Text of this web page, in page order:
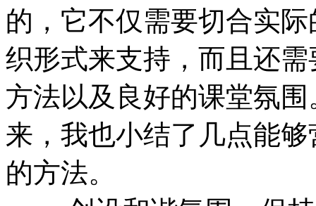
的，它不仅需要切合实
织形式来支持，而且还
方法以及良好的课堂氛
来，我也小结了几点能
的方法。